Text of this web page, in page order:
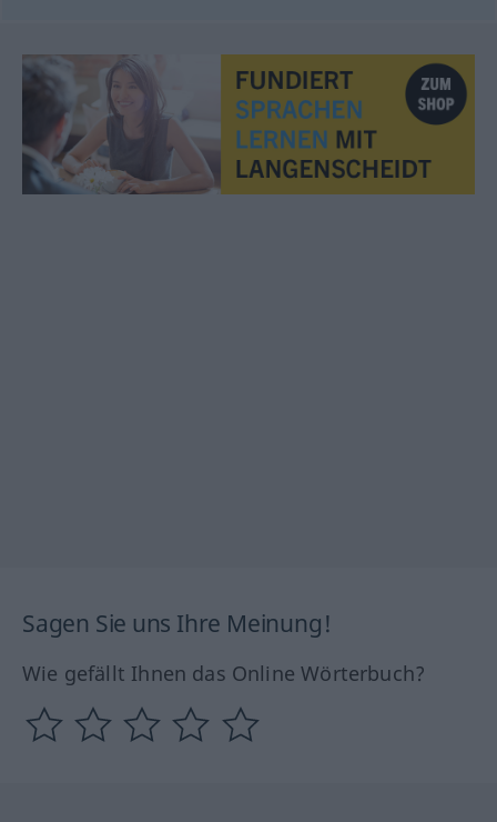
Sagen Sie uns Ihre Meinung!
Wie gefällt Ihnen das Online Wörterbuch?